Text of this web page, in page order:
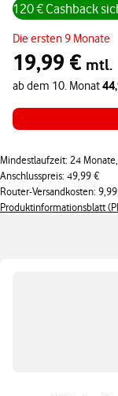
120 € Cashback
Die ersten 9 Monate
19,99 € mtl.
ab dem 10. Monat
Mindestlaufzeit: 24
Anschlusspreis: 49,99 €
Router-Versandkosten:
Produktinformationsblatt